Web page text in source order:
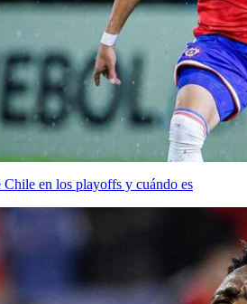
en los playoffs y cuándo es